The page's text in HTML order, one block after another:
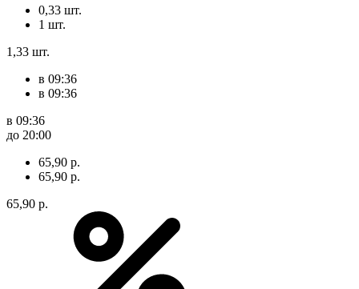
0,33 шт.
1 шт.
1,33 шт.
в 09:36
в 09:36
в 09:36
до 20:00
65,90 р.
65,90 р.
65,90 р.